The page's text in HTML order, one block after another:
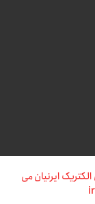
ایرنیان می